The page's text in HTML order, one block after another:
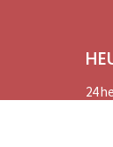
24